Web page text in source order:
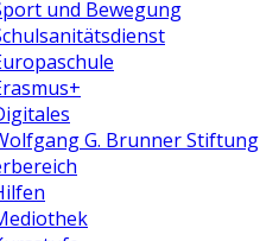
und Bewegung
G. Brunner Stiftung